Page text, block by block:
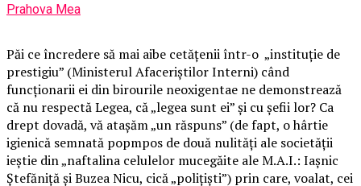
Prahova Mea
Păi ce încredere să mai aibe cetățenii într-o „instituție de
prestigiu” (Ministerul Afaceriștilor Interni) când
funcționarii ei din birourile neoxigentae ne demonstrează
că nu respectă Legea, că „legea sunt ei” și cu șefii lor? Ca
drept dovadă, vă atașăm „un răspuns” (de fapt, o hârtie
igienică semnată popmpos de două nulități ale societății
ieștie din „naftalina celulelor mucegăite ale M.A.I.: Iașnic
Ștefăniță și Buzea Nicu, cică „polițiști”) prin care, voalat, cei